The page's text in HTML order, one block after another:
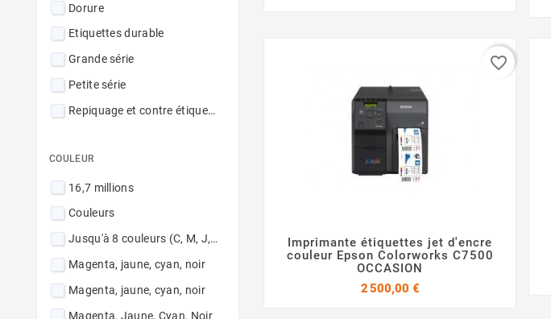
Dorure
Etiquettes durable
Grande série
Petite série
Repiquage et contre étiquette
COULEUR
16,7 millions
Couleurs
Jusqu'à 8 couleurs (C, M, J, N, Cc, Mc, B, T) + le primaire d'accroche
Magenta, jaune, cyan, noir
Magenta, jaune, cyan, noir
Magenta, Jaune, Cyan, Noir
 
Imprimante étiquettes jet d'encre
couleur Epson Colorworks C7500
OCCASION
2 500,00 €Prix
favorite_border